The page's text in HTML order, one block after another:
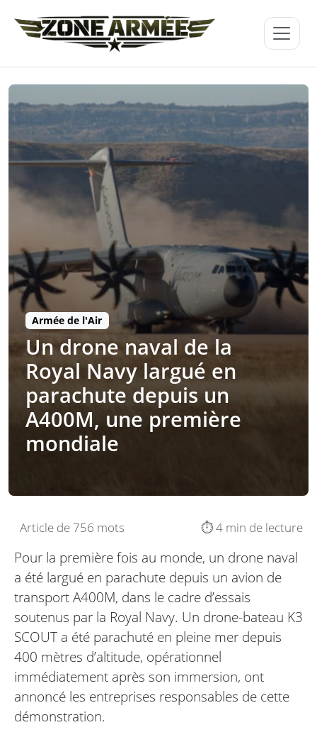
Armée de l'Air
Un drone naval de la
Royal Navy largué en
parachute depuis un
A400M, une première
mondiale
Article de 756 mots ⏱️ 4 min de lecture
Pour la première fois au monde, un drone naval
a été largué en parachute depuis un avion de
transport A400M, dans le cadre d’essais
soutenus par la Royal Navy. Un drone-bateau K3
SCOUT a été parachuté en pleine mer depuis
400 mètres d’altitude, opérationnel
immédiatement après son immersion, ont
annoncé les entreprises responsables de cette
démonstration.